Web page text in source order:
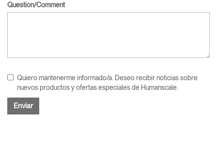
Question/Comment
Quiero mantenerme informado/a. Deseo recibir noticias sobre
nuevos productos y ofertas especiales de Humanscale.